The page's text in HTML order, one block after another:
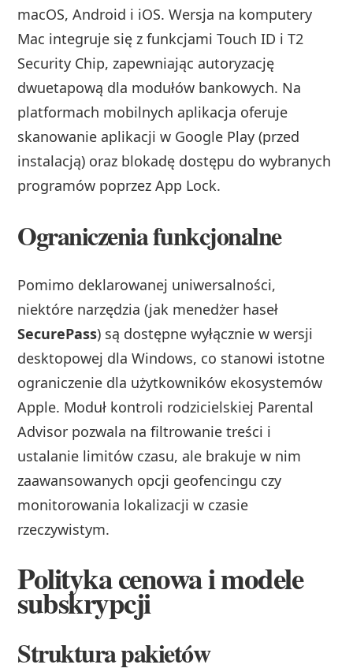
macOS, Android i iOS. Wersja na komputery
Mac integruje się z funkcjami Touch ID i T2
Security Chip, zapewniając autoryzację
dwuetapową dla modułów bankowych. Na
platformach mobilnych aplikacja oferuje
skanowanie aplikacji w Google Play (przed
instalacją) oraz blokadę dostępu do wybranych
programów poprzez App Lock.
Ograniczenia funkcjonalne
Pomimo deklarowanej uniwersalności,
niektóre narzędzia (jak menedżer haseł
SecurePass) są dostępne wyłącznie w wersji
desktopowej dla Windows, co stanowi istotne
ograniczenie dla użytkowników ekosystemów
Apple. Moduł kontroli rodzicielskiej Parental
Advisor pozwala na filtrowanie treści i
ustalanie limitów czasu, ale brakuje w nim
zaawansowanych opcji geofencingu czy
monitorowania lokalizacji w czasie
rzeczywistym.
Polityka cenowa i modele
subskrypcji
Struktura pakietów